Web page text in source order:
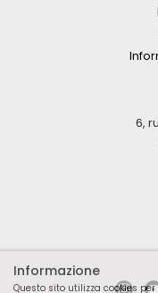
6,
Informazione
Questo sito utilizza cookies